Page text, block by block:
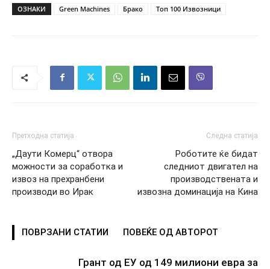
ОЗНАКИ Green Machines Брако Топ 100 Извозници
Претходна статија
„Даути Комерц“ отвора
можности за соработка и
извоз на прехранбени
производи во Ирак
Следна статија
Роботите ќе бидат
следниот двигател на
производствената и
извозна доминација на Кина
ПОВРЗАНИ СТАТИИ ПОВЕЌЕ ОД АВТОРОТ
Грант од ЕУ од 149 милиони евра за